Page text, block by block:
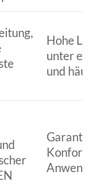
Hohe
unter
und